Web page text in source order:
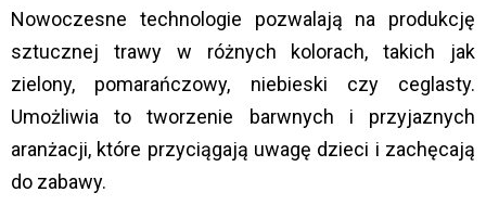
Nowoczesne technologie pozwalają na produkcję
sztucznej trawy w różnych kolorach, takich jak
zielony, pomarańczowy, niebieski czy ceglasty.
Umożliwia to tworzenie barwnych i przyjaznych
aranżacji, które przyciągają uwagę dzieci i zachęcają
do zabawy.